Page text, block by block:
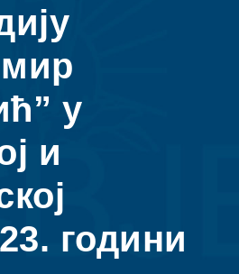
у
и
години